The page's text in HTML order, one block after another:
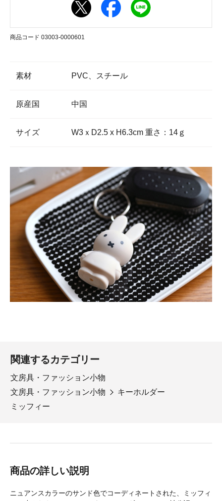
商品コード 03003-0000601
素材 PVC、スチール
原産国 中国
サイズ W3ｘD2.5 x H6.3cm 重さ：14ｇ
関連するカテゴリー
文房具・ファッション小物
文房具・ファッション小物
キーホルダー
ミッフィー
商品の詳しい説明
ニュアンスカラーのサンド色でコーディネートされた、ミッフィ